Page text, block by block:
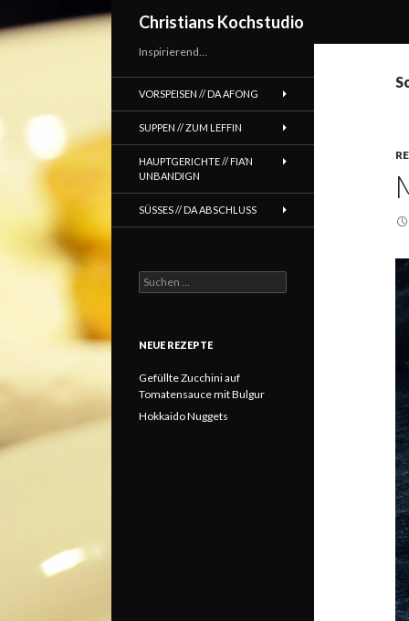
Christians Kochstudio
Inspirierend…
VORSPEISEN // DA AFONG
SUPPEN // ZUM LEFFIN
HAUPTGERICHTE // FIA’N
UNBANDIGN
SÜSSES // DA ABSCHLUSS
Suchen
nach:
NEUE REZEPTE
Gefüllte Zucchini auf
Tomatensauce mit Bulgur
Hokkaido Nuggets